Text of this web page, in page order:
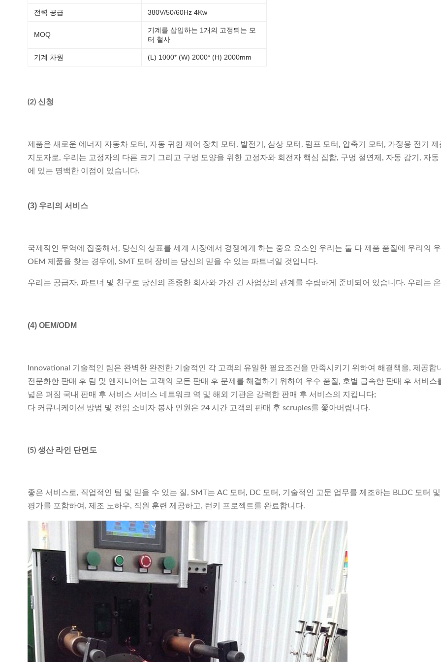
전력 공급 380V/50/60Hz 4Kw
MOQ
기계를 삽입하는 1개의 고정되는 모
터 철사
기계 차원 (L) 1000* (W) 2000* (H) 2000mm
(2) 신청
제품은 새로운 에너지 자동차 모터, 자동 귀환 제어 장치 모터, 발전기, 삼상 모터, 펌프 모터, 압축기 모터, 가정용 전기
지도자로, 우리는 고정자의 다른 크기 그리고 구멍 모양을 위한 고정자와 회전자 핵심 집합, 구멍 절연제, 자동 감기, 자
에 있는 명백한 이점이 있습니다.
(3) 우리의 서비스
국제적인 무역에 집중해서, 당신의 상표를 세계 시장에서 경쟁에게 하는 중요 요소인 우리는 둘 다 제품 품질에 우리의
OEM 제품을 찾는 경우에, SMT 모터 장비는 당신의 믿을 수 있는 파트너일 것입니다.
우리는 공급자, 파트너 및 친구로 당신의 존중한 회사와 가진 긴 사업상의 관계를 수립하게 준비되어 있습니다. 우리는
(4) OEM/ODM
Innovational 기술적인 팀은 완벽한 완전한 기술적인 각 고객의 유일한 필요조건을 만족시키기 위하여 해결책을, 제공합
전문화한 판매 후 팀 및 엔지니어는 고객의 모든 판매 후 문제를 해결하기 위하여 우수 품질, 호별 급속한 판매 후 서비스
넓은 퍼짐 국내 판매 후 서비스 서비스 네트워크 역 및 해외 기관은 강력한 판매 후 서비스의 지킵니다;
다 커뮤니케이션 방법 및 전임 소비자 봉사 인원은 24 시간 고객의 판매 후 scruples를 쫓아버립니다.
(5) 생산 라인 단면도
좋은 서비스로, 직업적인 팀 및 믿을 수 있는 질, SMT는 AC 모터, DC 모터, 기술적인 고문 업무를 제조하는 BLDC 모터
평가를 포함하여, 제조 노하우, 직원 훈련 제공하고, 턴키 프로젝트를 완료합니다.